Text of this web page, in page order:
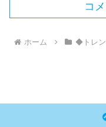
コ
ホーム ◆トレ